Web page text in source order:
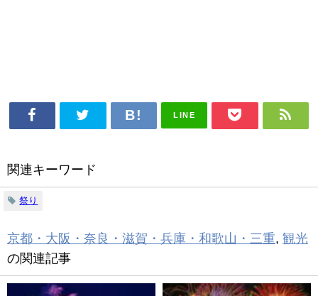
LINE
関連キーワード
祭り
京都・大阪・奈良・滋賀・兵庫・和歌山・三重
観光
の関連記事